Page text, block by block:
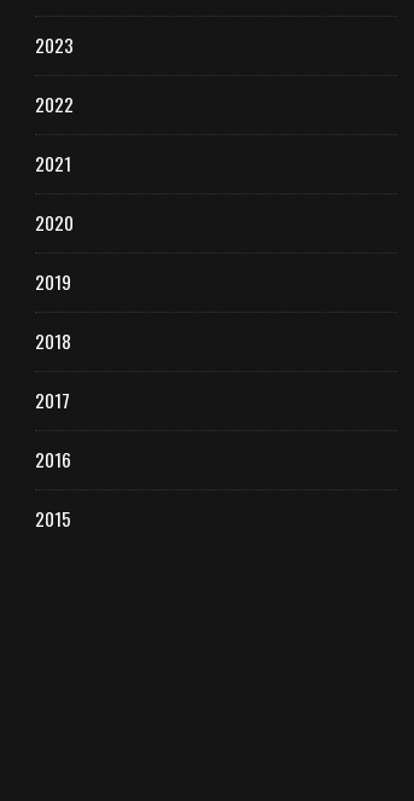
2023
2022
2021
2020
2019
2018
2017
2016
2015